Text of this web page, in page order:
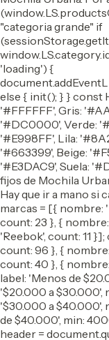
"categoria grande" if
'loading') {
else { init(); } } const
'#FFFFFF', Gris:
'#DC0000', Verde:
'#E998FF', Lila:
'#663399', Beige:
'#E3DAC9', Suela:
fijos de Mochila
Hay que ir a mano si
marcas = [{ nombre:
count: 23 }, {
'Reebok', count: 11
count: 96 }, {
count: 40 }, {
label: 'Menos de
'$20.000 a $30.000',
'$30.000 a $40.000',
de $40.000', min:
header =